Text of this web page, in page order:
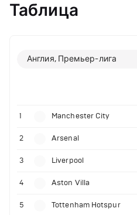
Таблица
Англия, Премьер-лига
1 Manchester City
2 Arsenal
3 Liverpool
4 Aston Villa
5 Tottenham Hotspur